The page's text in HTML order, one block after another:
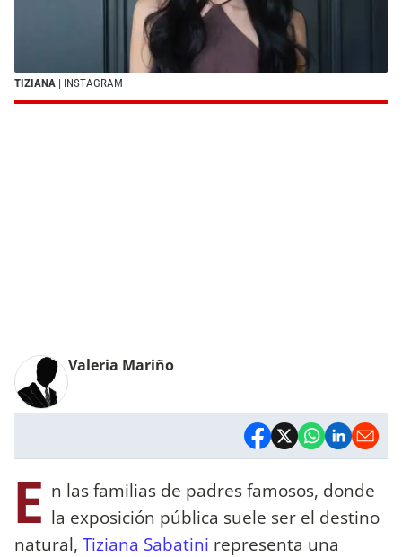
TIZIANA | INSTAGRAM
Valeria Mariño
E n las familias de padres famosos, donde
la exposición pública suele ser el destino
natural, Tiziana Sabatini representa una